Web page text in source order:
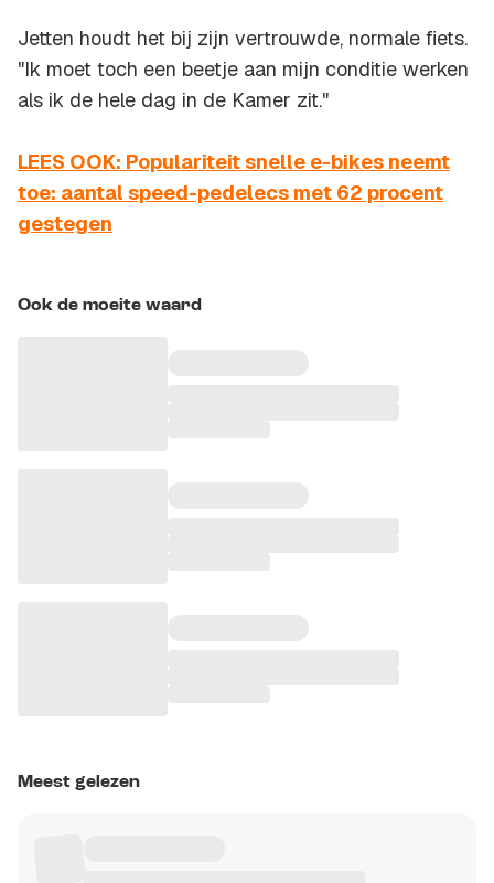
Jetten houdt het bij zijn vertrouwde, normale fiets.
"Ik moet toch een beetje aan mijn conditie werken
als ik de hele dag in de Kamer zit."
LEES OOK: Populariteit snelle e-bikes neemt
toe: aantal speed-pedelecs met 62 procent
gestegen
Ook de moeite waard
Meest gelezen